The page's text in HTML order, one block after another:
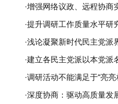
·增强网络议政、远程协商
·提升调研工作质量水平研
·浅论凝聚新时代民主党派
共识的新路径
·建立各民主党派以本党派
意见的制度机制研究
·调研活动不能满足于“亮亮
·深度协商：驱动高质量发